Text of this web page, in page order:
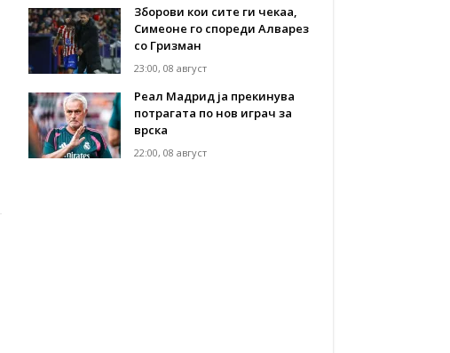
Зборови кои сите ги чекаа,
Симеоне го спореди Алварез
со Гризман
23:00, 08 август
Реал Мадрид ја прекинува
потрагата по нов играч за
врска
22:00, 08 август